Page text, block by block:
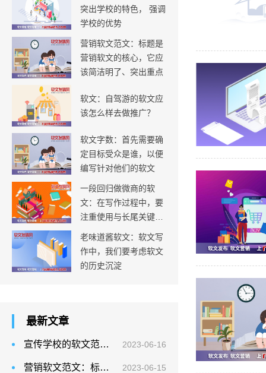
突出学校的特色， 强调
学校的优势
营销软文范文：标题是
营销软文的核心，它应
该简洁明了、突出重点
软文：自驾游的软文应
该怎么样去做推广？
软文字数：首先需要确
定目标受众是谁，以便
编写针对他们的软文
一段回归做微商的软
文：在写作过程中，要
注重使用与长尾关键词
相关的主题和内容
老味道酱软文：软文写
作中，我们要考虑软文
的历史沉淀
最新文章
宣传学校的软文范文：突出学校的特色， 强调学校的优势 2023-06-16
营销软文范文：标题是营销软文的核心，它应该简洁明了、突出重点 2023-06-15